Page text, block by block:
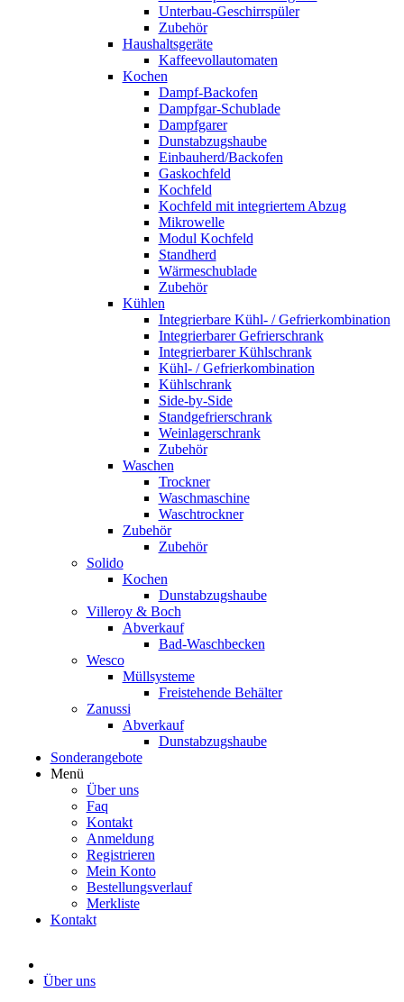
Unterbau-Geschirrspüler
Zubehör
Haushaltsgeräte
Kaffeevollautomaten
Kochen
Dampf-Backofen
Dampfgar-Schublade
Dampfgarer
Dunstabzugshaube
Einbauherd/Backofen
Gaskochfeld
Kochfeld
Kochfeld mit integriertem Abzug
Mikrowelle
Modul Kochfeld
Standherd
Wärmeschublade
Zubehör
Kühlen
Integrierbare Kühl- / Gefrierkombination
Integrierbarer Gefrierschrank
Integrierbarer Kühlschrank
Kühl- / Gefrierkombination
Kühlschrank
Side-by-Side
Standgefrierschrank
Weinlagerschrank
Zubehör
Waschen
Trockner
Waschmaschine
Waschtrockner
Zubehör
Zubehör
Solido
Kochen
Dunstabzugshaube
Villeroy & Boch
Abverkauf
Bad-Waschbecken
Wesco
Müllsysteme
Freistehende Behälter
Zanussi
Abverkauf
Dunstabzugshaube
Sonderangebote
Menü
Über uns
Faq
Kontakt
Anmeldung
Registrieren
Mein Konto
Bestellungsverlauf
Merkliste
Kontakt
Über uns